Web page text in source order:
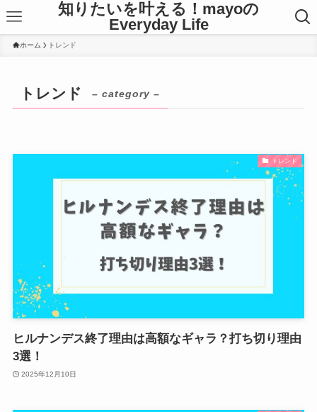
知りたいを叶える！mayoの
Everyday Life
ホーム トレンド
トレンド – category –
トレンド
ヒルナンデス終了理由は高額なギャラ？打ち切り理由
3選！
2025年12月10日